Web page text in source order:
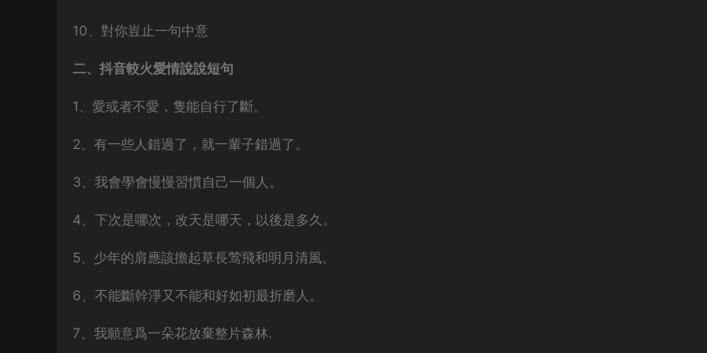
10、對你豈止一句中意
二、抖音較火愛情說說短句
1、愛或者不愛，隻能自行了斷。
2、有一些人錯過了，就一輩子錯過了。
3、我會學會慢慢習慣自己一個人。
4、下次是哪次，改天是哪天，以後是多久。
5、少年的肩應該擔起草長莺飛和明月清風。
6、不能斷幹淨又不能和好如初最折磨人。
7、我願意爲一朵花放棄整片森林.